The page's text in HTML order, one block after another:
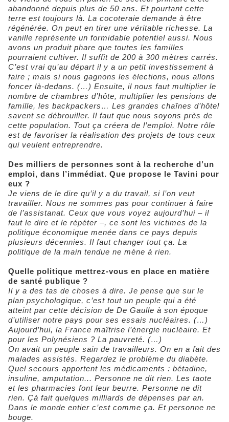
abandonné depuis plus de 50 ans. Et pourtant cette
terre est toujours là. La cocoteraie demande à être
régénérée. On peut en tirer une véritable richesse. La
vanille représente un formidable potentiel aussi. Nous
avons un produit phare que toutes les familles
pourraient cultiver. Il suffit de 200 à 300 mètres carrés.
C’est vrai qu’au départ il y a un petit investissement à
faire ; mais si nous gagnons les élections, nous allons
foncer là-dedans. (…) Ensuite, il nous faut multiplier le
nombre de chambres d’hôte, multiplier les pensions de
famille, les backpackers… Les grandes chaînes d’hôtel
savent se débrouiller. Il faut que nous soyons près de
cette population. Tout ça créera de l’emploi. Notre rôle
est de favoriser la réalisation des projets de tous ceux
qui veulent entreprendre.
Des milliers de personnes sont à la recherche d’un
emploi, dans l’immédiat. Que propose le Tavini pour
eux ?
Je viens de le dire qu’il y a du travail, si l’on veut
travailler. Nous ne sommes pas pour continuer à faire
de l’assistanat. Ceux que vous voyez aujourd’hui – il
faut le dire et le répéter –, ce sont les victimes de la
politique économique menée dans ce pays depuis
plusieurs décennies. Il faut changer tout ça. La
politique de la main tendue ne mène à rien.
Quelle politique mettrez-vous en place en matière
de santé publique ?
Il y a des tas de choses à dire. Je pense que sur le
plan psychologique, c’est tout un peuple qui a été
atteint par cette décision de De Gaulle à son époque
d’utiliser notre pays pour ses essais nucléaires. (…)
Aujourd’hui, la France maîtrise l’énergie nucléaire. Et
pour les Polynésiens ? La pauvreté. (…)
On avait un peuple sain de travailleurs. On en a fait des
malades assistés. Regardez le problème du diabète.
Quel secours apportent les médicaments : bétadine,
insuline, amputation... Personne ne dit rien. Les taote
et les pharmacies font leur beurre. Personne ne dit
rien. Çà fait quelques milliards de dépenses par an.
Dans le monde entier c’est comme ça. Et personne ne
bouge.